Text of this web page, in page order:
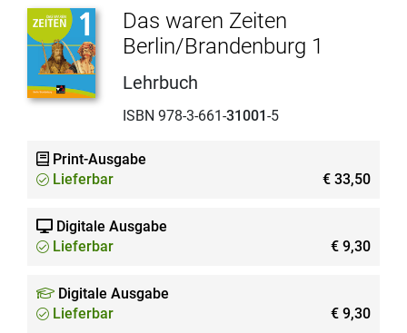
Das waren Zeiten
Berlin/Brandenburg 1
Lehrbuch
ISBN 978-3-661-31001-5
Print-Ausgabe
Lieferbar
€ 33,50
Digitale Ausgabe
Lieferbar
€ 9,30
Digitale Ausgabe
Lieferbar
€ 9,30